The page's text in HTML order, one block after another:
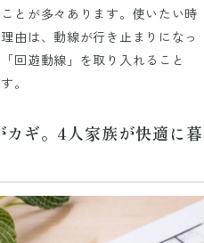
とが多々あります。使いたい時
由は、動線が行き止まりになっ
回遊動線」を取り入れること
。
カギ。4人家族が快適に暮